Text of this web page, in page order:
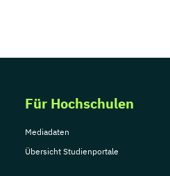
Für Hochschulen
Mediadaten
Übersicht Studienportale